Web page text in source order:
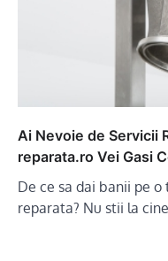
Ai Nevoie de Servicii
reparata.ro Vei Gasi
De ce sa dai banii pe
reparata? Nu stii la